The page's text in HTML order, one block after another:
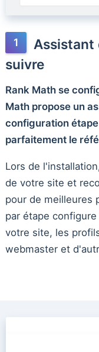
Assistant
suivre
Rank Math se
Math propose un
configuration
parfaitement le
Lors de
de votre site et
pour de meilleures
par étape
votre site, les
webmaster et